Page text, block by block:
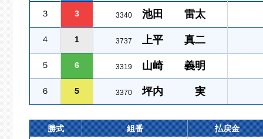
３ 3 3340 池田 雷太
４ 1 3737 上平 真二
５ 6 3319 山崎 義明
６ 5 3370 坪内 実
勝式 組番 払戻金